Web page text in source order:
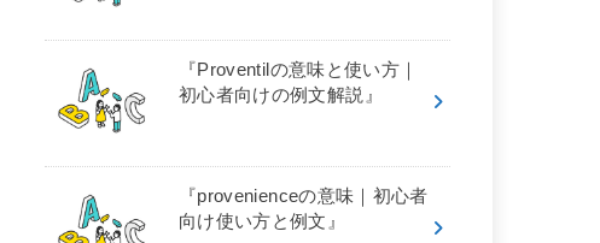
『Proventilの意味と使い方｜
初心者向けの例文解説』
『provenienceの意味｜初心者
向け使い方と例文』